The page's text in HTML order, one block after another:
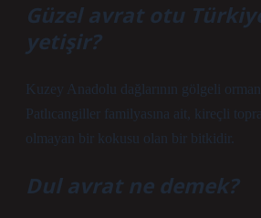
Güzel avrat otu
yetişir?
Kuzey Anadolu dağlarının gölgeli orman
Patlıcangiller familyasına ait, kireçli
olmayan bir kokusu olan bir bitkidir.
Dul avrat ne demek?